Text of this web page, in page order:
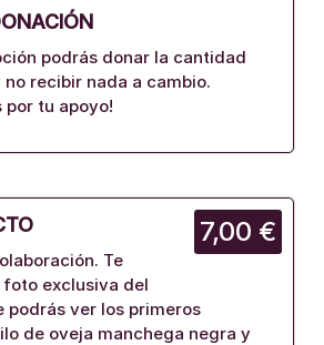
podrás donar la cantidad
recibir nada a cambio.
por tu apoyo!
7,00 €
Te
exclusiva del
podrás ver los primeros
de oveja manchega negra y